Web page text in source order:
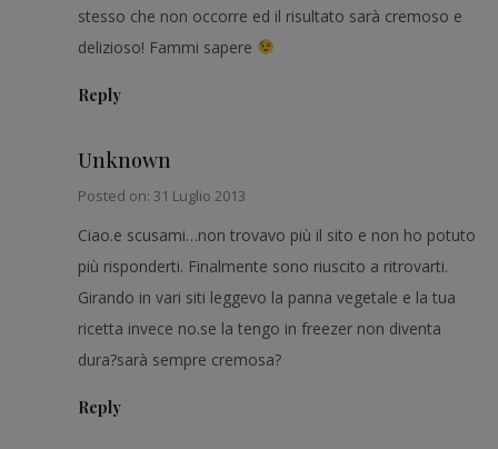
stesso che non occorre ed il risultato sarà cremoso e
delizioso! Fammi sapere
Reply
Unknown
Posted on: 31 Luglio 2013
Ciao.e scusami…non trovavo più il sito e non ho potuto
più risponderti. Finalmente sono riuscito a ritrovarti.
Girando in vari siti leggevo la panna vegetale e la tua
ricetta invece no.se la tengo in freezer non diventa
dura?sarà sempre cremosa?
Reply